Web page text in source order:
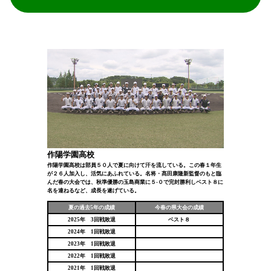
作陽学園高校
作陽学園高校は部員５０人で夏に向けて汗を流している。この春１年生
が２６人加入し、活気にあふれている。名将・髙田康隆新監督のもと臨
んだ春の大会では、秋準優勝の玉島商業に５-０で完封勝利しベスト８に
名を連ねるなど、成長を遂げている。
夏の過去5年の成績
今春の県大会の成績
2025年 3回戦敗退
ベスト８
2024年 1回戦敗退
2023年 1回戦敗退
2022年 1回戦敗退
2021年 1回戦敗退